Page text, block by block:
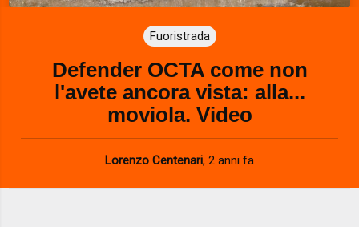
Fuoristrada
Defender OCTA come non
l'avete ancora vista: alla...
moviola. Video
Lorenzo Centenari, 2 anni fa